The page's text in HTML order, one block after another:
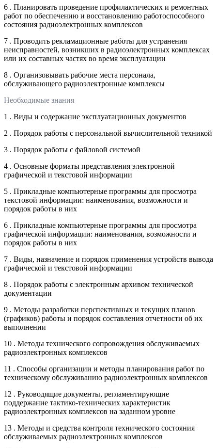
6 . Планировать проведение профилактических и ремонтных
работ по обеспечению и восстановлению работоспособного
состояния радиоэлектронных комплексов
7 . Проводить рекламационные работы для устранения
неисправностей, возникших в радиоэлектронных комплексах
или их составных частях во время эксплуатации
8 . Организовывать рабочие места персонала,
обслуживающего радиоэлектронные комплексы
Необходимые знания
1 . Виды и содержание эксплуатационных документов
2 . Порядок работы с персональной вычислительной техникой
3 . Порядок работы с файловой системой
4 . Основные форматы представления электронной
графической и текстовой информации
5 . Прикладные компьютерные программы для просмотра
текстовой информации: наименования, возможности и
порядок работы в них
6 . Прикладные компьютерные программы для просмотра
графической информации: наименования, возможности и
порядок работы в них
7 . Виды, назначение и порядок применения устройств вывода
графической и текстовой информации
8 . Порядок работы с электронным архивом технической
документации
9 . Методы разработки перспективных и текущих планов
(графиков) работы и порядок составления отчетности об их
выполнении
10 . Методы технического сопровождения обслуживаемых
радиоэлектронных комплексов
11 . Способы организации и методы планирования работ по
техническому обслуживанию радиоэлектронных комплексов
12 . Руководящие документы, регламентирующие
поддержание тактико-технических характеристик
радиоэлектронных комплексов на заданном уровне
13 . Методы и средства контроля технического состояния
обслуживаемых радиоэлектронных комплексов